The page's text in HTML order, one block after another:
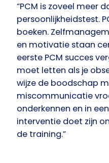
“PCM is zoveel meer
persoonlijkheidstest.
boeken.
en motivatie staan
eerste PCM succes
moet letten als je
wijze de boodschap
miscommunicatie
onderkennen en in
interventie doet zijn
de training.”